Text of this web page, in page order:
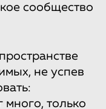
сообщество
не успев
много, только